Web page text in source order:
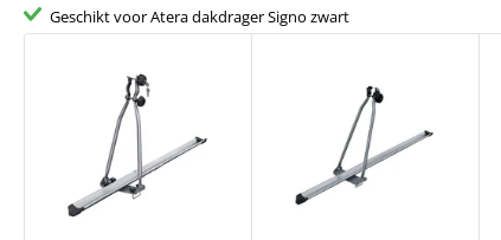
Geschikt voor Atera dakdrager Signo zwart